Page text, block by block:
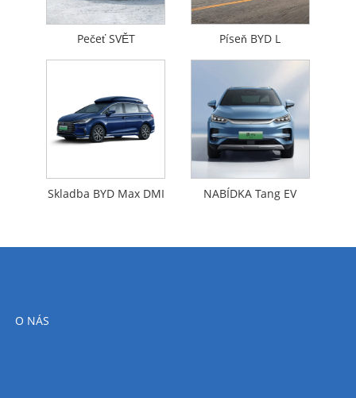
Pečeť SVĚT Píseň BYD L
Skladba BYD Max DMI NABÍDKA Tang EV
O NÁS